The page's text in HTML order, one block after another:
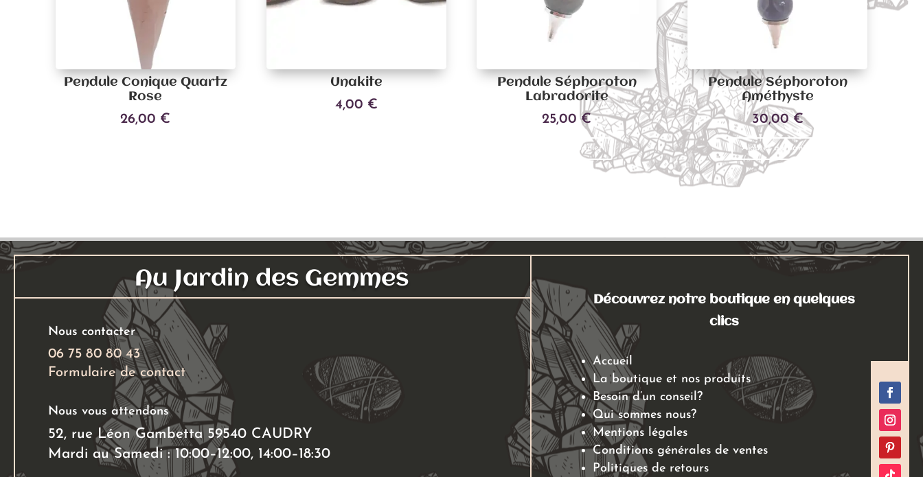
Pendule Conique Quartz
Rose
26,00 €
Unakite
4,00 €
Pendule Séphoroton
Labradorite
25,00€
Ajouter au panier
Pendule Séphoroton
Améthyste
30,00€
Ajouter au panier
Au Jardin des Gemmes
Nous contacter
06 75 80 80 43
Formulaire de contact
Nous vous attendons
52, rue Léon Gambetta 59540 CAUDRY
Mardi au Samedi : 10:00–12:00, 14:00–18:30
Découvrez notre boutique en quelques
clics
Accueil
La boutique et nos produits
Besoin d’un conseil?
Qui sommes nous?
Mentions légales
Conditions générales de ventes
Politiques de retours